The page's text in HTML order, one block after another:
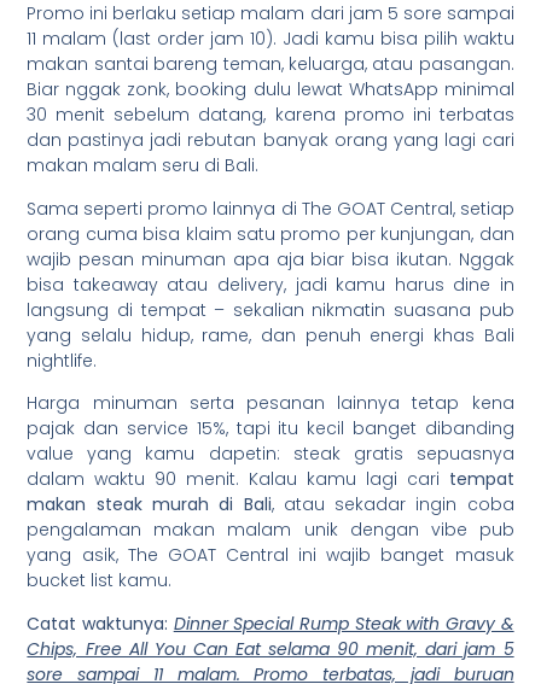
Promo ini berlaku setiap malam dari jam 5 sore sampai
11 malam (last order jam 10). Jadi kamu bisa pilih waktu
makan santai bareng teman, keluarga, atau pasangan.
Biar nggak zonk, booking dulu lewat WhatsApp minimal
30 menit sebelum datang, karena promo ini terbatas
dan pastinya jadi rebutan banyak orang yang lagi cari
makan malam seru di Bali.
Sama seperti promo lainnya di The GOAT Central, setiap
orang cuma bisa klaim satu promo per kunjungan, dan
wajib pesan minuman apa aja biar bisa ikutan. Nggak
bisa takeaway atau delivery, jadi kamu harus dine in
langsung di tempat – sekalian nikmatin suasana pub
yang selalu hidup, rame, dan penuh energi khas Bali
nightlife.
Harga minuman serta pesanan lainnya tetap kena
pajak dan service 15%, tapi itu kecil banget dibanding
value yang kamu dapetin: steak gratis sepuasnya
dalam waktu 90 menit. Kalau kamu lagi cari tempat
makan steak murah di Bali, atau sekadar ingin coba
pengalaman makan malam unik dengan vibe pub
yang asik, The GOAT Central ini wajib banget masuk
bucket list kamu.
Catat waktunya: Dinner Special Rump Steak with Gravy &
Chips, Free All You Can Eat selama 90 menit, dari jam 5
sore sampai 11 malam. Promo terbatas, jadi buruan